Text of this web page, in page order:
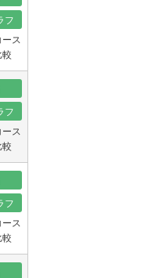
ース
較
ース
較
ース
較